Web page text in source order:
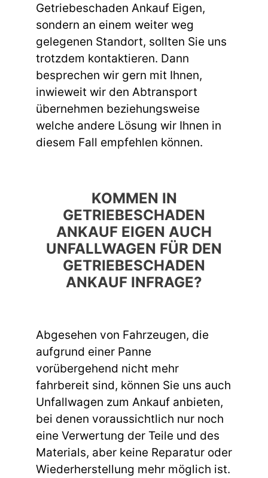
Getriebeschaden Ankauf Eigen,
sondern an einem weiter weg
gelegenen Standort, sollten Sie uns
trotzdem kontaktieren. Dann
besprechen wir gern mit Ihnen,
inwieweit wir den Abtransport
übernehmen beziehungsweise
welche andere Lösung wir Ihnen in
diesem Fall empfehlen können.
KOMMEN IN
GETRIEBESCHADEN
ANKAUF EIGEN AUCH
UNFALLWAGEN FÜR DEN
GETRIEBESCHADEN
ANKAUF INFRAGE?
Abgesehen von Fahrzeugen, die
aufgrund einer Panne
vorübergehend nicht mehr
fahrbereit sind, können Sie uns auch
Unfallwagen zum Ankauf anbieten,
bei denen voraussichtlich nur noch
eine Verwertung der Teile und des
Materials, aber keine Reparatur oder
Wiederherstellung mehr möglich ist.